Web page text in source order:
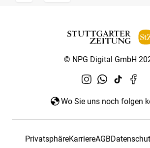
© NPG Digital GmbH
Wo Sie uns noch folgen
PrivatsphäreKarriereAGB